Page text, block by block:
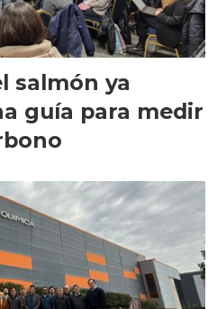
salmón ya
guía para medir